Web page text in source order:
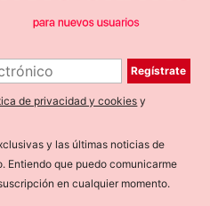
Regístrate
de privacidad y cookies y
y las últimas noticias de
Entiendo que puedo comunicarme
en cualquier momento.